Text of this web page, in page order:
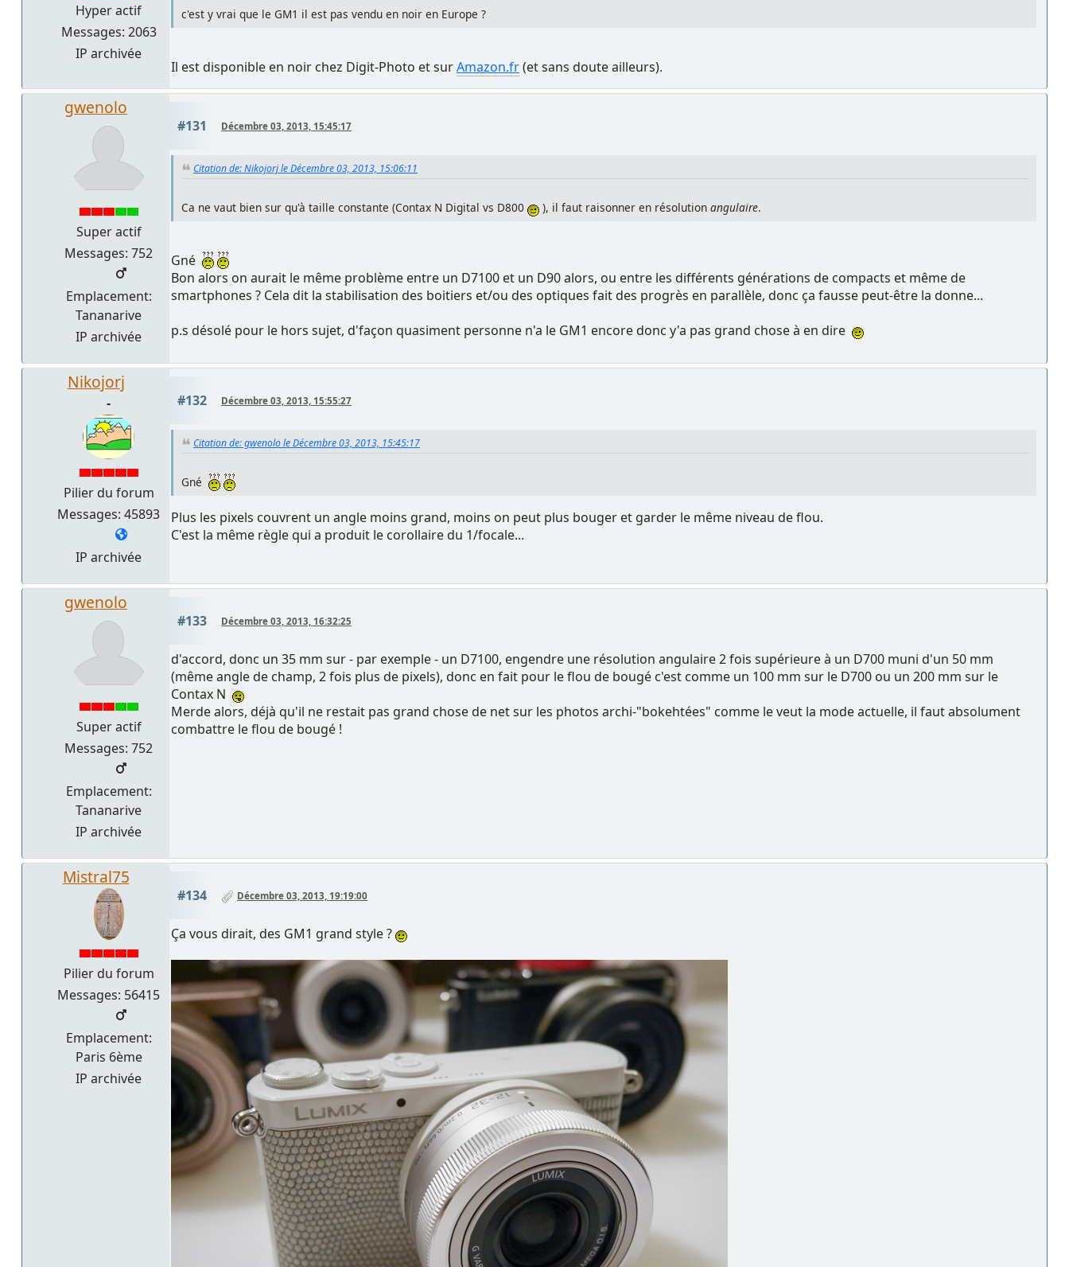
Hyper actif
Messages: 2063
IP archivée
c'est y vrai que le GM1 il est pas vendu en noir en Europe ?
Il est disponible en noir chez Digit-Photo et surAmazon.fr(et sans doute ailleurs).
gwenolo
Super actif
Messages: 752
Emplacement:
Tananarive
IP archivée
#131 Décembre 03, 2013, 15:45:17
Citation de: Nikojorj le Décembre 03, 2013, 15:06:11
Ca ne vaut bien sur qu'à taille constante (Contax N Digital vs D800 ), il faut raisonner en résolution angulaire.
Gné
Bon alors on aurait le même problème entre un D7100 et un D90 alors, ou entre les différents générations de compacts et même de
smartphones ? Cela dit la stabilisation des boitiers et/ou des optiques fait des progrès en parallèle, donc ça fausse peut-être la donne...
p.s désolé pour le hors sujet, d'façon quasiment personne n'a le GM1 encore donc y'a pas grand chose à en dire
Nikojorj
-
Pilier du forum
Messages: 45893
IP archivée
#132 Décembre 03, 2013, 15:55:27
Citation de: gwenolo le Décembre 03, 2013, 15:45:17
Gné
Plus les pixels couvrent un angle moins grand, moins on peut plus bouger et garder le même niveau de flou.
C'est la même règle qui a produit le corollaire du 1/focale...
gwenolo
Super actif
Messages: 752
Emplacement:
Tananarive
IP archivée
#133 Décembre 03, 2013, 16:32:25
d'accord, donc un 35 mm sur - par exemple - un D7100, engendre une résolution angulaire 2 fois supérieure à un D700 muni d'un 50 mm
(même angle de champ, 2 fois plus de pixels), donc en fait pour le flou de bougé c'est comme un 100 mm sur le D700 ou un 200 mm sur le
Contax N
Merde alors, déjà qu'il ne restait pas grand chose de net sur les photos archi-"bokehtées" comme le veut la mode actuelle, il faut absolument
combattre le flou de bougé !
Mistral75
Pilier du forum
Messages: 56415
Emplacement:
Paris 6ème
IP archivée
#134 Décembre 03, 2013, 19:19:00
Ça vous dirait, des GM1 grand style ?